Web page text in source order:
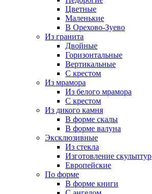
Цветные
Маленькие
В Орехово-Зуево
Из гранита
Двойные
Горизонтальные
Вертикальные
С крестом
Из мрамора
Из белого мрамора
С крестом
Из дикого камня
В форме скалы
В форме валуна
Эксклюзивные
Из стекла
Изготовление скульптур
Европейские
По форме
В форме книги